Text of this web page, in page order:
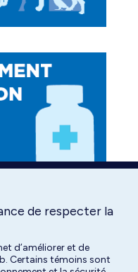
de respecter la
d’améliorer et de
Certains témoins sont